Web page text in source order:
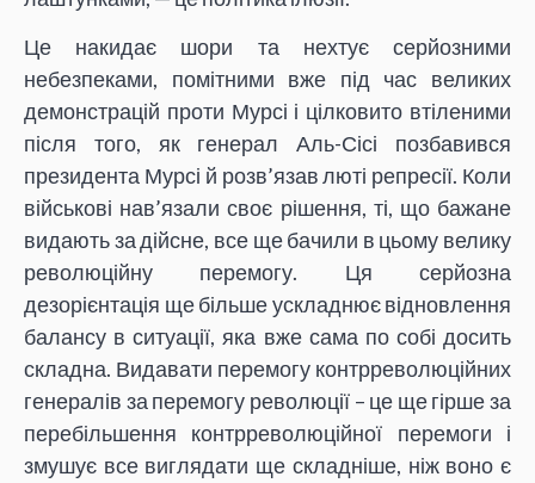
Це накидає шори та нехтує серйозними
небезпеками, помітними вже під час великих
демонстрацій проти Мурсі і цілковито втіленими
після того, як генерал Аль-Сісі позбавився
президента Мурсі й розв’язав люті репресії. Коли
військові нав’язали своє рішення, ті, що бажане
видають за дійсне, все ще бачили в цьому велику
революційну перемогу. Ця серйозна
дезорієнтація ще більше ускладнює відновлення
балансу в ситуації, яка вже сама по собі досить
складна. Видавати перемогу контрреволюційних
генералів за перемогу революції – це ще гірше за
перебільшення контрреволюційної перемоги і
змушує все виглядати ще складніше, ніж воно є